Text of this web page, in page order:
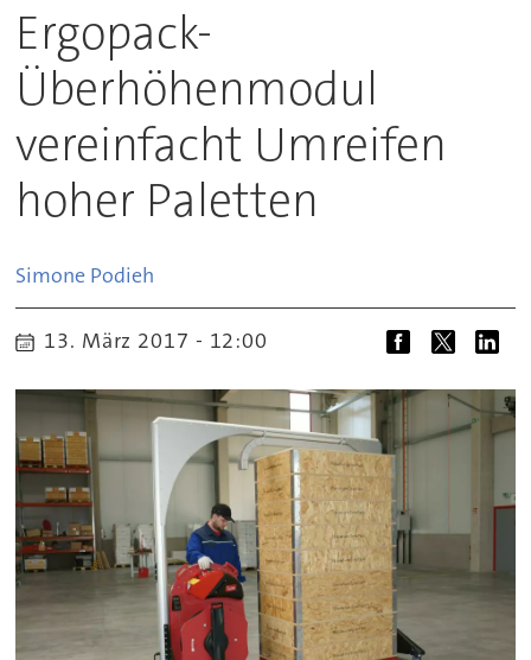
Ergopack-
Überhöhenmodul
vereinfacht Umreifen
hoher Paletten
Simone Podieh
13. März 2017 - 12:00